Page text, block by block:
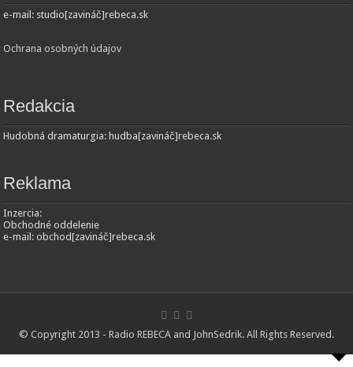
e-mail: studio[zavináč]rebeca.sk
Ochrana osobných údajov
Redakcia
Hudobná dramaturgia: hudba[zavináč]rebeca.sk
Reklama
Inzercia:
Obchodné oddelenie
e-mail: obchod[zavináč]rebeca.sk
© Copyright 2013 - Radio REBECA and JohnSedrik. All Rights Reserved.